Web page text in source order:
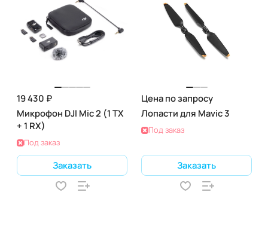
19 430 ₽
Микрофон DJI Mic 2 (1 TX
+ 1 RX)
Под заказ
Заказать
Цена по запросу
Лопасти для Mavic 3
Под заказ
Заказать